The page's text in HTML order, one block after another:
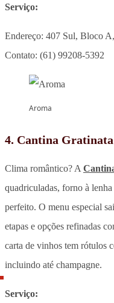
Serviço:
Endereço: 407 Sul, Bloco
Contato: (61) 99208-5392
Aroma
4. Cantina Gratinata
Clima romântico? A
quadriculadas, forno à
perfeito. O menu especial
etapas e opções refinadas
carta de vinhos tem rótulos
incluindo até champagne.
Serviço: